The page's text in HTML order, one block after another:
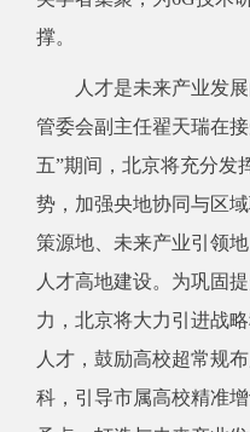
撑。
人才是未来产业发展
管委会副主任翟天瑞在
五”期间，北京将充分发
势，加强央地协同与区
策源地、未来产业引领
人才高地建设。为巩固
力，北京将大力引进战
人才，鼓励高校超常规
科，引导市属高校精准